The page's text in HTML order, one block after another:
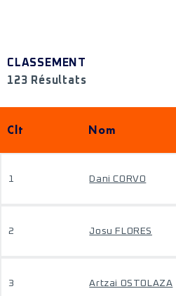
CLASSEMENT
123 Résultats
Clt Nom
1 Dani CORVO
2 Josu FLORES
3 Artzai OSTOLAZA